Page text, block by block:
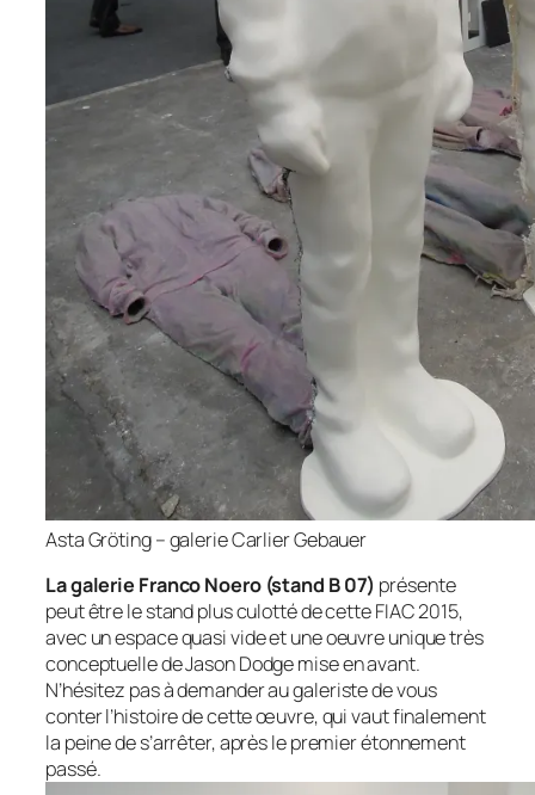
Asta Gröting – galerie Carlier Gebauer
La galerie Franco Noero (stand B 07) présente
peut être le stand plus culotté de cette FIAC 2015,
avec un espace quasi vide et une oeuvre unique très
conceptuelle de Jason Dodge mise en avant.
N’hésitez pas à demander au galeriste de vous
conter l’histoire de cette œuvre, qui vaut finalement
la peine de s’arrêter, après le premier étonnement
passé.